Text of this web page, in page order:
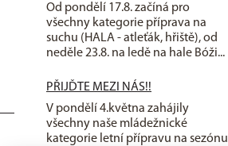
Od pondělí 17.8. začíná pro
všechny kategorie příprava na
suchu (HALA - atleťák, hřiště), od
neděle 23.8. na ledě na hale Bóži...
PŘIJĎTE MEZI NÁS!!
V pondělí 4.května zahájily
všechny naše mládežnické
kategorie letní přípravu na sezónu